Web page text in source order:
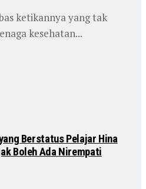
ketikannya yang tak
kesehatan...
Berstatus Pelajar Hina
Boleh Ada Nirempati